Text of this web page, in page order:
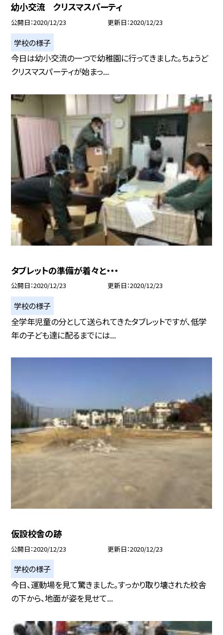
幼小交流 クリスマスパーティ
公開日 2020/12/23 更新日 2020/12/23
学校の様子
今日は幼小交流の一つで幼稚園に行ってきました。ちょうど
クリスマスパーティが始まっ...
タブレットの準備が着々と・・・
公開日 2020/12/23 更新日 2020/12/23
学校の様子
全学年児童の分として送られてきたタブレットですが、低学
年の子ども達に配るまでには...
仮設校舎の跡
公開日 2020/12/23 更新日 2020/12/23
学校の様子
今日、運動場を見て驚きました。すっかり取り壊された校舎
の下から、地面が姿を見せて...